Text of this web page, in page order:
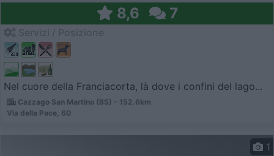
8,6 7
Nel cuore della Franciacorta, là dove i confini del lago...
Cazzago San Martino (BS) - 152.6km
Via della Pace, 60
1